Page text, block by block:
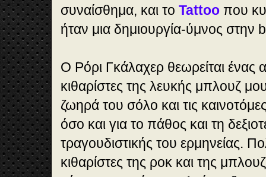
συναίσθημα, και το Tattoo που
ήταν μια δημιουργία-ύμνος στην
Ο Ρόρι Γκάλαχερ θεωρείται ένας
κιθαρίστες της λευκής μπλουζ
ζωηρά του σόλο και τις
όσο και για το πάθος και τη
τραγουδιστικής του ερμηνείας.
κιθαρίστες της ροκ και της